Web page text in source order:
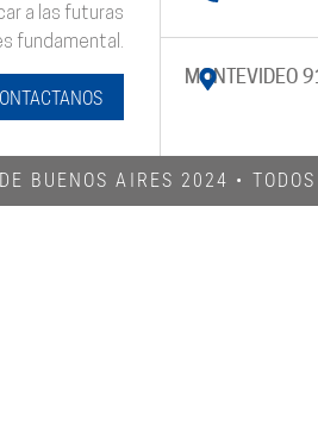
a las futuras
fundamental.
MONTEVIDEO
BUENOS AIRES 2024​ •